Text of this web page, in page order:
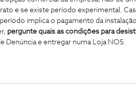
e se existe período experimental.
implica o pagamento da
pergunte quais as condições para
Denúncia e entregar numa Loja NOS.